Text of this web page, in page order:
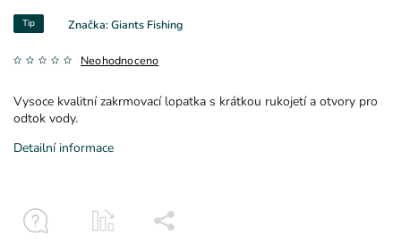
Tip
Neohodnoceno
Značka:Giants Fishing
Vysoce kvalitní zakrmovací lopatka s krátkou rukojetí a otvory pro
odtok vody.
Detailní informace